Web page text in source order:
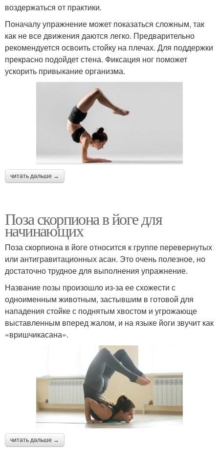
воздержаться от практики.
Поначалу упражнение может показаться сложным, так
как не все движения даются легко. Предварительно
рекомендуется освоить стойку на плечах. Для поддержки
прекрасно подойдет стена. Фиксация ног поможет
ускорить привыкание организма.
читать дальше →
Поза скорпиона в йоге для
начинающих
Поза скорпиона в йоге относится к группе перевернутых
или антигравитационных асан. Это очень полезное, но
достаточно трудное для выполнения упражнение.
Название позы произошло из-за ее схожести с
одноименным животным, застывшим в готовой для
нападения стойке с поднятым хвостом и угрожающе
выставленным вперед жалом, и на языке йоги звучит как
«вришчикасана».
читать дальше →